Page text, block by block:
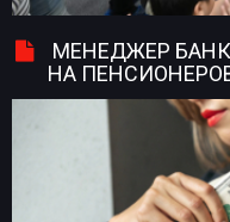
МЕНЕДЖЕР
НА